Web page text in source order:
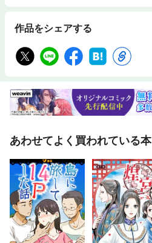
作品をシェアする
あわせてよく買われている本